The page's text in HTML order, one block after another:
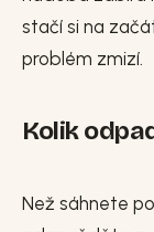
stačí si na
problém zmizí.
Kolik
Než sáhnete